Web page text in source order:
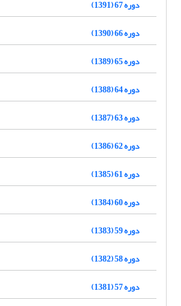
دوره 67 (1391)
دوره 66 (1390)
دوره 65 (1389)
دوره 64 (1388)
دوره 63 (1387)
دوره 62 (1386)
دوره 61 (1385)
دوره 60 (1384)
دوره 59 (1383)
دوره 58 (1382)
دوره 57 (1381)